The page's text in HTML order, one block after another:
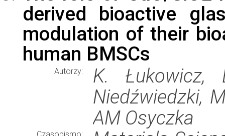
derived bioactive
modulation of their
human BMSCs
Autorzy:
K. Łukowicz,
Niedźwiedzki,
AM Osyczka